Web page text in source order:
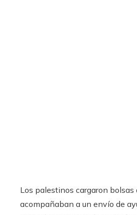
Los palestinos cargaron bolsas
acompañaban a un envío de